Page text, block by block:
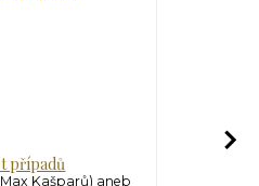
případů
Kašparů) aneb